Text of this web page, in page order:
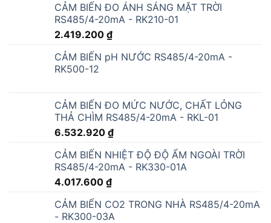
CẢM BIẾN ĐO ÁNH SÁNG MẶT TRỜI
RS485/4-20mA - RK210-01
2.419.200 ₫
CẢM BIẾN pH NƯỚC RS485/4-20mA -
RK500-12
CẢM BIẾN ĐO MỨC NƯỚC, CHẤT LỎNG
THẢ CHÌM RS485/4-20mA - RKL-01
6.532.920 ₫
CẢM BIẾN NHIỆT ĐỘ ĐỘ ẨM NGOÀI TRỜI
RS485/4-20mA - RK330-01A
4.017.600 ₫
CẢM BIẾN CO2 TRONG NHÀ RS485/4-20mA
- RK300-03A